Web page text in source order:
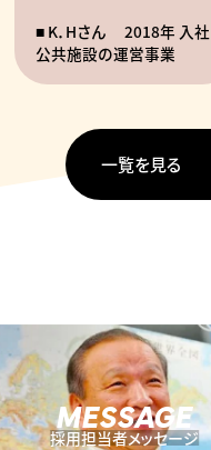
K．Hさん
2018年 入社
公共施設の運営事業
一覧を見る
MESSAGE
採用担当者メッセージ